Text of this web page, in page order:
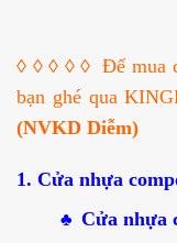
◊ ◊ ◊ ◊ ◊ Để mua
bạn ghé qua
(NVKD Diễm)
1. Cửa nhựa
♣ Cửa nhựa